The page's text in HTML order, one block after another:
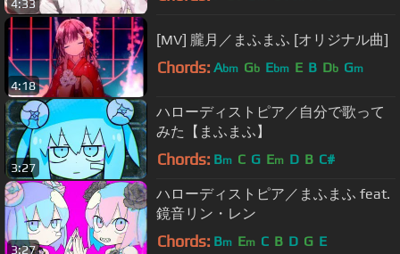
4:33
4:18
[MV] 朧月／まふまふ [オリジナル曲]
Chords: Abm Gb Ebm E B Db Gm
3:27
ハローディストピア／自分で歌って
みた【まふまふ】
Chords: Bm C G Em D B C#
3:27
ハローディストピア／まふまふ feat.
鏡音リン・レン
Chords: Bm Em C B D G E